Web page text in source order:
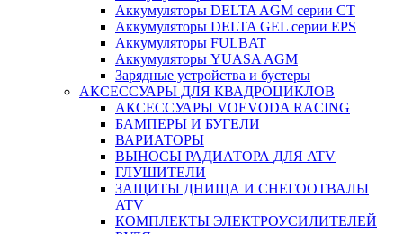
Аккумуляторы DELTA AGM серии CT
Аккумуляторы DELTA GEL серии EPS
Аккумуляторы FULBAT
Аккумуляторы YUASA AGM
Зарядные устройства и бустеры
АКСЕССУАРЫ ДЛЯ КВАДРОЦИКЛОВ
АКСЕССУАРЫ VOEVODA RACING
БАМПЕРЫ И БУГЕЛИ
ВАРИАТОРЫ
ВЫНОСЫ РАДИАТОРА ДЛЯ ATV
ГЛУШИТЕЛИ
ЗАЩИТЫ ДНИЩА И СНЕГООТВАЛЫ
ATV
КОМПЛЕКТЫ ЭЛЕКТРОУСИЛИТЕЛЕЙ